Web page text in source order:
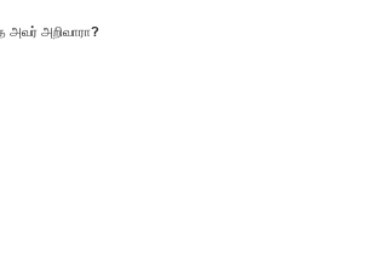
அவர் அறிவாரா?